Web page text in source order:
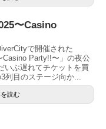
〜Casino
で開催された
Casino Party!!〜」の夜公
いぶ遅れてチケットを買
列目のステージ向か...
読む